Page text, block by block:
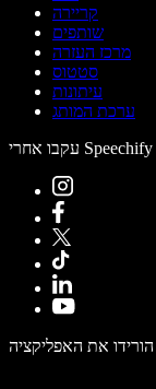
קריירה
שותפים
מרכז העזרה
סטטוס
עיתונות
ערכת המותג
עקבו אחרי Speechify
הורידו את האפליקציה